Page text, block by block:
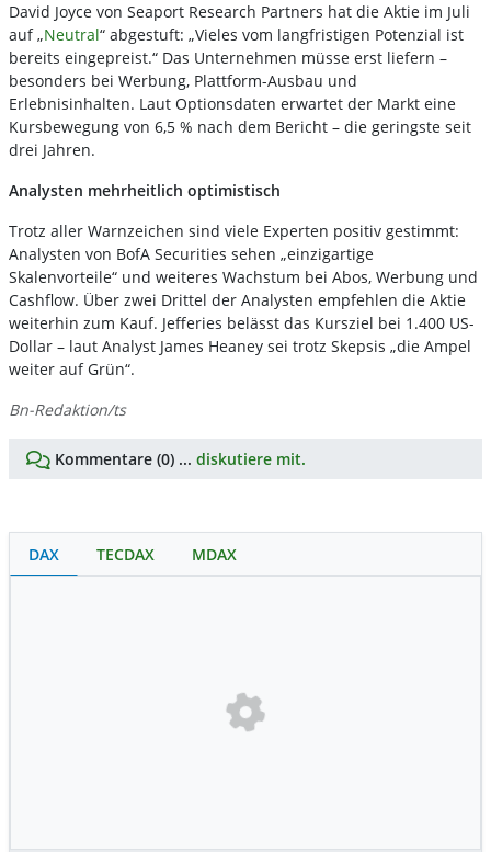
David Joyce von Seaport Research Partners hat die Aktie im Juli
auf „Neutral“ abgestuft: „Vieles vom langfristigen Potenzial ist
bereits eingepreist.“ Das Unternehmen müsse erst liefern –
besonders bei Werbung, Plattform-Ausbau und
Erlebnisinhalten. Laut Optionsdaten erwartet der Markt eine
Kursbewegung von 6,5 % nach dem Bericht – die geringste seit
drei Jahren.
Analysten mehrheitlich optimistisch
Trotz aller Warnzeichen sind viele Experten positiv gestimmt:
Analysten von BofA Securities sehen „einzigartige
Skalenvorteile“ und weiteres Wachstum bei Abos, Werbung und
Cashflow. Über zwei Drittel der Analysten empfehlen die Aktie
weiterhin zum Kauf. Jefferies belässt das Kursziel bei 1.400 US-
Dollar – laut Analyst James Heaney sei trotz Skepsis „die Ampel
weiter auf Grün“.
Bn-Redaktion/ts
Kommentare (0) ... diskutiere mit.
DAX TECDAX MDAX